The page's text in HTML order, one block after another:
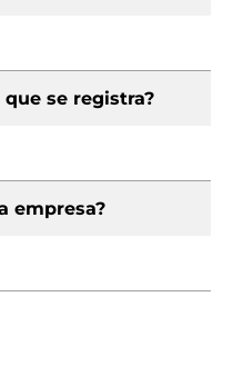
se registra?
empresa?